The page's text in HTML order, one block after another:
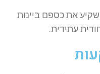
את כספם ביינות
עתידית.